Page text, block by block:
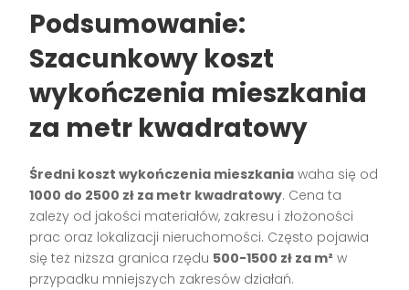
Podsumowanie:
Szacunkowy koszt
wykończenia mieszkania
za metr kwadratowy
Średni koszt wykończenia mieszkania waha się od
1000 do 2500 zł za metr kwadratowy. Cena ta
zależy od jakości materiałów, zakresu i złożoności
prac oraz lokalizacji nieruchomości. Często pojawia
się też niższa granica rzędu 500-1500 zł za m² w
przypadku mniejszych zakresów działań.